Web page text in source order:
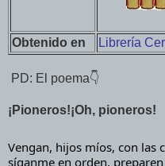
Obtenido en Librería
👇PD: El poema
¡Pioneros!¡Oh, pioneros!
Vengan, hijos míos, con las
síganme en orden,